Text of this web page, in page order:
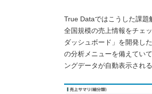
True Dataではこうした課題
全国規模の売上情報をチェ
ダッシュボード」を開発し
の分析メニューを備えてい
ングデータが自動表示される